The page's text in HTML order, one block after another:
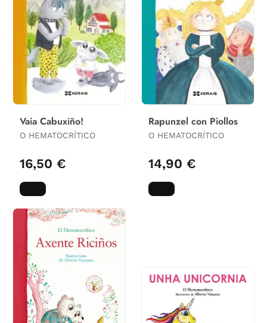
Vaia Cabuxiño!
O HEMATOCRÍTICO
16,50 €
Rapunzel con Piollos
O HEMATOCRÍTICO
14,90 €